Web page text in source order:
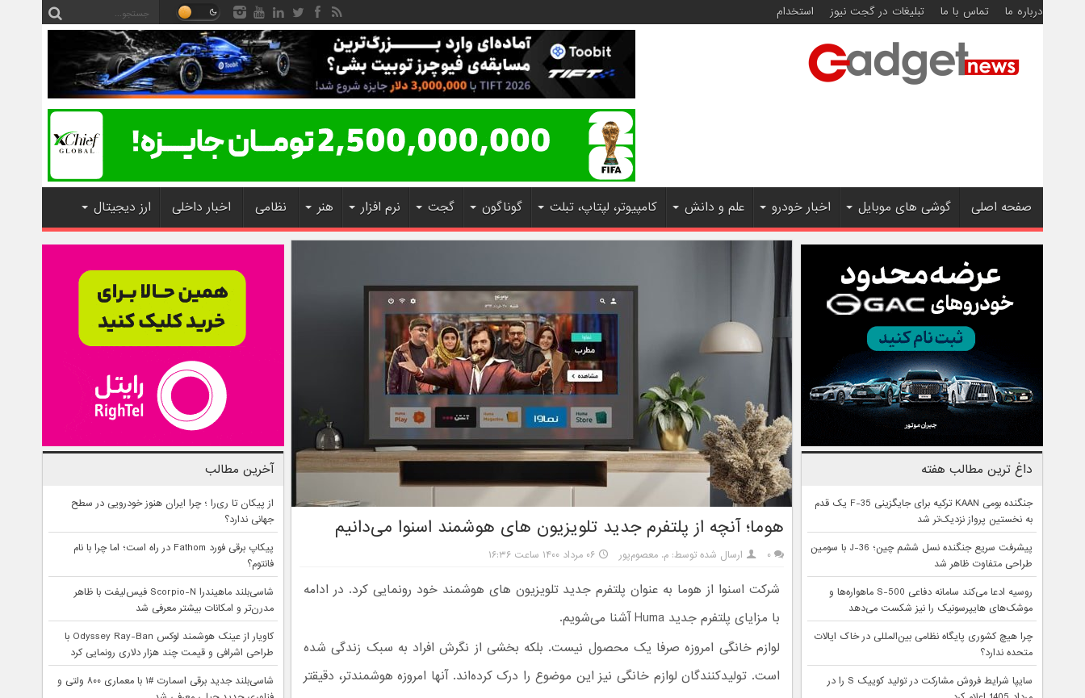
درباره ما تماس با ما تبلیغات در گجت نیوز استخدام
صفحه اصلی گوشی های موبایل اخبار خودرو علم و دانش کامپیوتر، لپتاپ، تبلت گوناگون گجت نرم افزار هنر نظامی اخبار داخلی ارز دیجیتال
هوما؛ آنچه از پلتفرم جدید تلویزیون های هوشمند اسنوا می‌دانیم
۰ ارسال شده توسط: م. معصوم‌پور ۰۶ مرداد ۱۴۰۰ ساعت ۱۶:۳۶
شرکت اسنوا از هوما به عنوان پلتفرم جدید تلویزیون های هوشمند خود رونمایی کرد. در ادامه
با مزایای پلتفرم جدید Huma آشنا می‌شویم.
لوازم خانگی امروزه صرفا یک محصول نیست. بلکه بخشی از نگرش افراد به سبک زندگی شده
است. تولیدکنندگان لوازم خانگی نیز این موضوع را درک کرده‌اند. آنها امروزه هوشمندتر، دقیقتر
داغ ترین مطالب هفته
جنگنده بومی KAAN ترکیه برای جایگزینی F-35 یک قدم
به نخستین پرواز نزدیک‌تر شد
پیشرفت سریع جنگنده نسل ششم چین؛ J-36 با سومین
طراحی متفاوت ظاهر شد
روسیه ادعا می‌کند سامانه دفاعی S-500 ماهواره‌ها و
موشک‌های هایپرسونیک را نیز شکست می‌دهد
چرا هیچ کشوری پایگاه نظامی بین‌المللی در خاک ایالات
متحده ندارد؟
سایپا شرایط فروش مشارکت در تولید کوییک S را در
آخرین مطالب
از پیکان تا ری‌را ؛ چرا ایران هنوز خودرویی در سطح
جهانی ندارد؟
پیکاپ برقی فورد Fathom در راه است؛ اما چرا با نام
فانتوم؟
شاسی‌بلند ماهیندرا Scorpio-N فیس‌لیفت با ظاهر
مدرن‌تر و امکانات بیشتر معرفی شد
کاویار از عینک هوشمند لوکس Odyssey Ray-Ban با
طراحی اشرافی و قیمت چند هزار دلاری رونمایی کرد
شاسی‌بلند جدید برقی اسمارت #۱ با معماری ۸۰۰ ولتی و